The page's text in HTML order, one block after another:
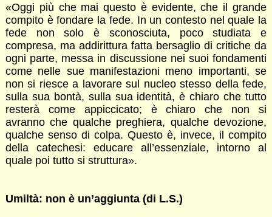
«Oggi più che mai questo è evidente, che il grande
compito è fondare la fede. In un contesto nel quale la
fede non solo è sconosciuta, poco studiata e
compresa, ma addirittura fatta bersaglio di critiche da
ogni parte, messa in discussione nei suoi fondamenti
come nelle sue manifestazioni meno importanti, se
non si riesce a lavorare sul nucleo stesso della fede,
sulla sua bontà, sulla sua identità, è chiaro che tutto
resterà come appiccicato; è chiaro che non si
avranno che qualche preghiera, qualche devozione,
qualche senso di colpa. Questo è, invece, il compito
della catechesi: educare all’essenziale, intorno al
quale poi tutto si struttura».
Umiltà: non è un’aggiunta (di L.S.)